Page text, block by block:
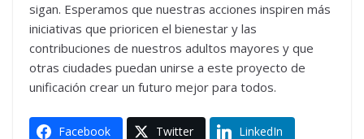
sigan. Esperamos que nuestras acciones inspiren más
iniciativas que prioricen el bienestar y las
contribuciones de nuestros adultos mayores y que
otras ciudades puedan unirse a este proyecto de
unificación crear un futuro mejor para todos.
Facebook Twitter LinkedIn